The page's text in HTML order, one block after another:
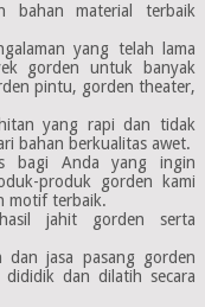
bahan material terbaik
yang telah lama
gorden untuk banyak
pintu, gorden theater,
yang rapi dan tidak
bahan berkualitas awet.
bagi Anda yang ingin
produk gorden kami
motif terbaik.
jahit gorden serta
dan jasa pasang gorden
dan dilatih secara